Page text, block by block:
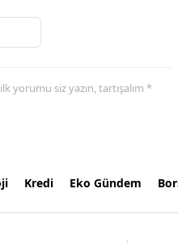
yorumu siz yazın, tartışalım *
Kredi Eko Gündem